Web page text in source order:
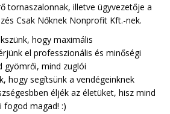
tornaszalonnak, illetve ügyvezetője a
Csak Nőknek Nonprofit Kft.-nek.
hogy maximális
el professzionális és minőségi
gyömrői, mind zuglói
hogy segítsünk a vendégeinknek
éljék az életüket, hisz mind
fogod magad! :)